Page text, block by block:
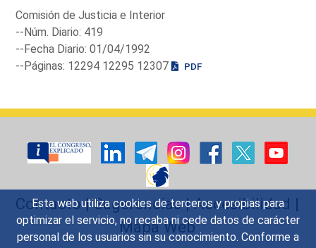
Esta web utiliza cookies de terceros y propias para
optimizar el servicio, no recaba ni cede datos de carácter
personal de los usuarios sin su conocimiento. Conforme a
Comisión de Justicia e Interior
--Núm. Diario: 419
--Fecha Diario: 01/04/1992
--Páginas: 12294 12295 12307
PDF
Contacto|Sugerencias|Accesibilidad |
Mapa Web